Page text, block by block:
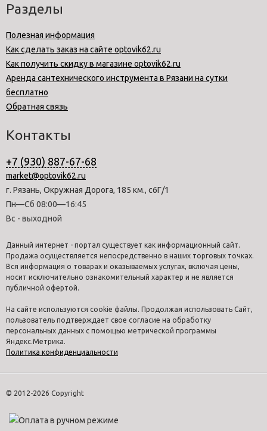
Разделы
Полезная информация
Как сделать заказ на сайте optovik62.ru
Как получить скидку в магазине optovik62.ru
Аренда сантехнического инструмента в Рязани на сутки
бесплатно
Обратная связь
Контакты
+7 (930) 887-67-68
market@optovik62.ru
г. Рязань, Окружная Дорога, 185 км., с6Г/1
Пн—Сб 08:00—16:45
Вс - выходной
Данный интернет - портал существует как информационный сайт.
Продажа осуществляется непосредственно в наших торговых точках.
Вся информация о товарах и оказываемых услугах, включая цены,
носит исключительно ознакомительный характер и не является
публичной офертой.
На сайте используются cookie файлы. Продолжая использовать Сайт,
пользователь подтверждает свое согласие на обработку
персональных данных с помощью метрической программы
Яндекс.Метрика.
Политика конфиденциальности
© 2012-2026 Copyright